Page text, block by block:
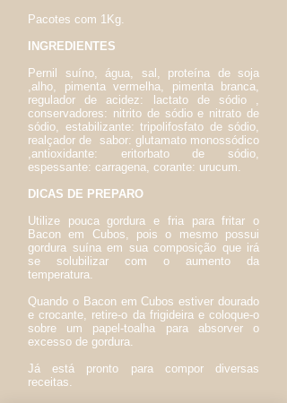
Pacotes com 1Kg.
INGREDIENTES
Pernil suíno, água, sal, proteína de soja
,alho, pimenta vermelha, pimenta branca,
regulador de acidez: lactato de sódio ,
conservadores: nitrito de sódio e nitrato de
sódio, estabilizante: tripolifosfato de sódio,
realçador de sabor: glutamato monossódico
,antioxidante: eritorbato de sódio,
espessante: carragena, corante: urucum.
DICAS DE PREPARO
Utilize pouca gordura e fria para fritar o
Bacon em Cubos, pois o mesmo possui
gordura suína em sua composição que irá
se solubilizar com o aumento da
temperatura.
Quando o Bacon em Cubos estiver dourado
e crocante, retire-o da frigideira e coloque-o
sobre um papel-toalha para absorver o
excesso de gordura.
Já está pronto para compor diversas
receitas.